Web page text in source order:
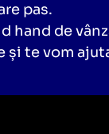
pas.
hand de
te vom